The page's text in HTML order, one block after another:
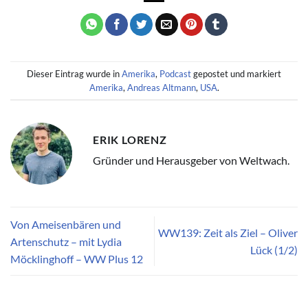
Dieser Eintrag wurde inAmerika, Podcastgepostet und markiert
Amerika, Andreas Altmann, USA.
ERIK LORENZ
Gründer und Herausgeber von Weltwach.
Von Ameisenbären und
Artenschutz – mit Lydia
Möcklinghoff – WW Plus 12
WW139: Zeit als Ziel – Oliver
Lück (1/2)